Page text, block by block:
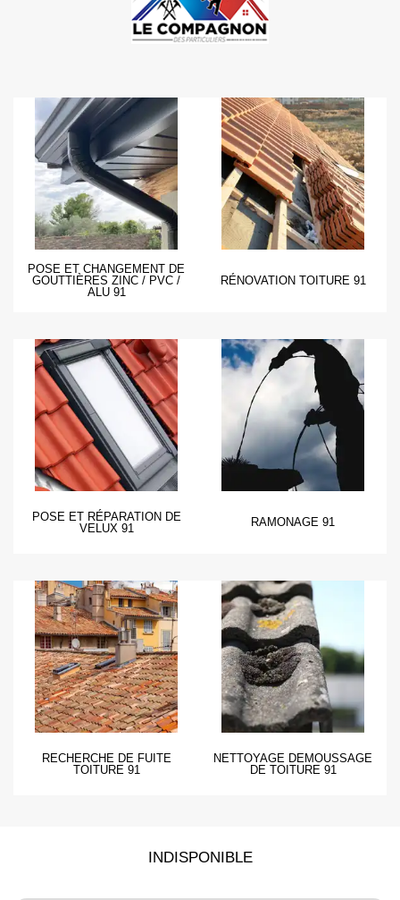
POSE ET CHANGEMENT DE
GOUTTIÈRES ZINC / PVC /
ALU 91
RÉNOVATION TOITURE 91
POSE ET RÉPARATION DE
VELUX 91
RAMONAGE 91
RECHERCHE DE FUITE
TOITURE 91
NETTOYAGE DEMOUSSAGE
DE TOITURE 91
INDISPONIBLE